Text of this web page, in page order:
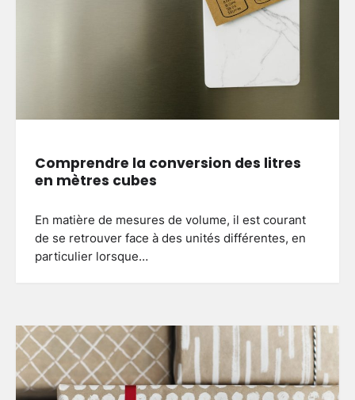
Comprendre la conversion des litres
en mètres cubes
En matière de mesures de volume, il est courant
de se retrouver face à des unités différentes, en
particulier lorsque…